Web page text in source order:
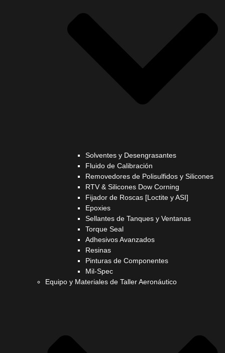
Solventes y Desengrasantes
Fluido de Calibración
Removedores de Polisulfidos y Silicones
RTV & Silicones Dow Corning
Fijador de Roscas [Loctite y ASI]
Epoxies
Sellantes de Tanques y Ventanas
Torque Seal
Adhesivos Avanzados
Resinas
Pinturas de Componentes
Mil-Spec
Equipo y Materiales de Taller Aeronáutico